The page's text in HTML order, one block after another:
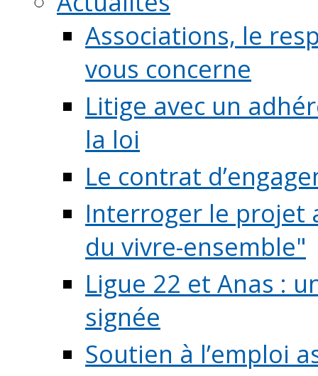
Associations, le
vous concerne
Litige avec un
la loi
Le contrat
Interroger le projet
du vivre-ensemble"
Ligue 22 et Anas :
signée
Soutien à l’emploi